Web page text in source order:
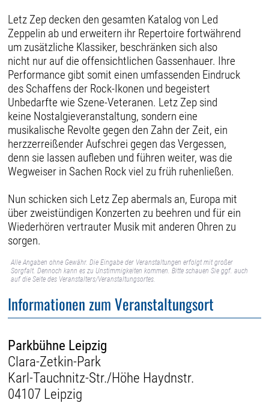
Letz Zep decken den gesamten Katalog von Led
Zeppelin ab und erweitern ihr Repertoire fortwährend
um zusätzliche Klassiker, beschränken sich also
nicht nur auf die offensichtlichen Gassenhauer. Ihre
Performance gibt somit einen umfassenden Eindruck
des Schaffens der Rock-Ikonen und begeistert
Unbedarfte wie Szene-Veteranen. Letz Zep sind
keine Nostalgieveranstaltung, sondern eine
musikalische Revolte gegen den Zahn der Zeit, ein
herzzerreißender Aufschrei gegen das Vergessen,
denn sie lassen aufleben und führen weiter, was die
Wegweiser in Sachen Rock viel zu früh ruhenließen.
Nun schicken sich Letz Zep abermals an, Europa mit
über zweistündigen Konzerten zu beehren und für ein
Wiederhören vertrauter Musik mit anderen Ohren zu
sorgen.
Alle Angaben ohne Gewähr. Die Eingabe der Veranstaltungen erfolgt mit großer
Sorgfalt. Dennoch kann es zu Unstimmigkeiten kommen. Bitte schauen Sie ggf. auch
auf die Seite des Veranstalters/Veranstaltungsortes.
Informationen zum Veranstaltungsort
Parkbühne Leipzig
Clara-Zetkin-Park
Karl-Tauchnitz-Str./Höhe Haydnstr.
04107 Leipzig